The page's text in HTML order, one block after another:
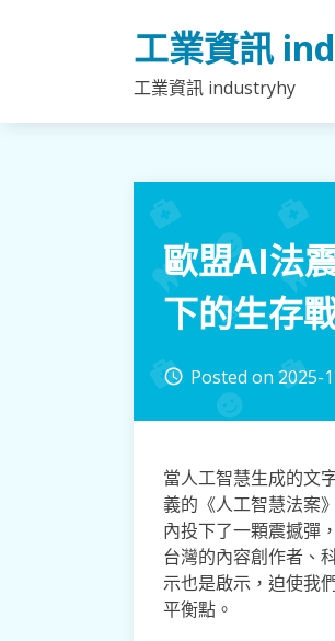
工業資訊
工業資訊 industryhy
歐盟AI法
下的生存
access_time Posted on2025-
當人工智慧生成的文
義的《人工智慧法案
內投下了一顆震撼彈
台灣的內容創作者、
示也是啟示，迫使我
平衡點。